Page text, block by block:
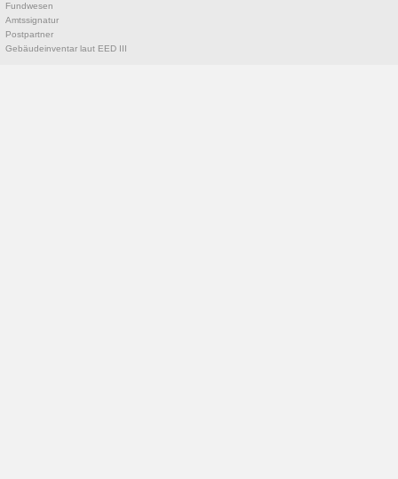
Fundwesen
Amtssignatur
Postpartner
Gebäudeinventar laut EED III